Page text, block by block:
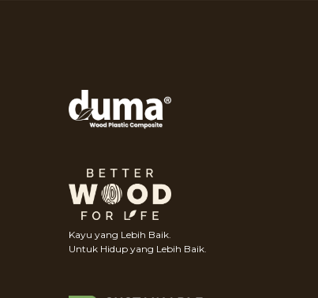
Kayu yang Lebih Baik.
Untuk Hidup yang Lebih Baik.